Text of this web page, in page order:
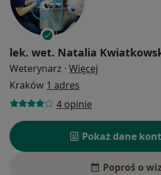
lek. wet. Natalia
Weterynarz · Więcej
Kraków 1 adres
4 opinie
Pokaż dane
Poproś o